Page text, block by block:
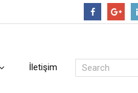
İletişim